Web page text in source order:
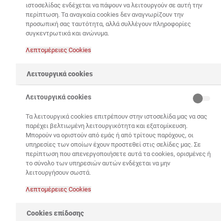
Ιουνίου στο Leroy Merlin στο Μαρούσι.
ιστοσελίδας ενδέχεται να πάψουν να λειτουργούν σε αυτή την
περίπτωση. Τα αναγκαία cookies δεν αναγνωρίζουν την
προσωπική σας ταυτότητα, αλλά συλλέγουν πληροφορίες
συγκεντρωτικά και ανώνυμα.
Λεπτομέρειες Cookies‎
Λειτουργικά cookies
Λειτουργικά cookies
Τα λειτουργικά cookies επιτρέπουν στην ιστοσελίδα μας να σας
παρέχει βελτιωμένη λειτουργικότητα και εξατομίκευση.
Μπορούν να οριστούν από εμάς ή από τρίτους παρόχους, οι
υπηρεσίες των οποίων έχουν προστεθεί στις σελίδες μας. Σε
περίπτωση που απενεργοποιήσετε αυτά τα cookies, ορισμένες ή
το σύνολο των υπηρεσιών αυτών ενδέχεται να μην
λειτουργήσουν σωστά.
Λεπτομέρειες Cookies‎
Cookies επίδοσης